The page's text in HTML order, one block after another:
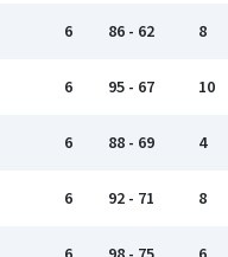
6 86 - 62 8
6 95 - 67 10
6 88 - 69 4
6 92 - 71 8